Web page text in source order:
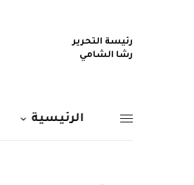
رئيسة التحرير
رشا الشامي
الرئيسية